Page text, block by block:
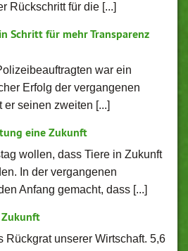
Rückschritt für die [...]
Schritt für mehr Transparenz
war ein
Erfolg der vergangenen
seinen zweiten [...]
eine Zukunft
wollen, dass Tiere in Zukunft
In der vergangenen
Anfang gemacht, dass [...]
Rückgrat unserer Wirtschaft. 5,6